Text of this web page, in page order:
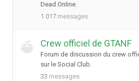
Dead Online.
1 017 messages
Crew officiel de GTANF
Forum de discussion du crew
sur le Social Club.
33 messages